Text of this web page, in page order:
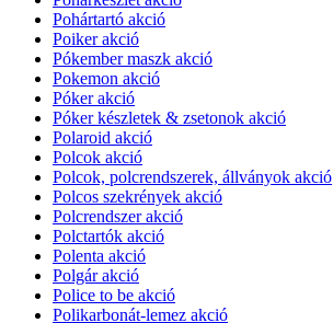
Pohártartó akció
Poiker akció
Pókember maszk akció
Pokemon akció
Póker akció
Póker készletek & zsetonok akció
Polaroid akció
Polcok akció
Polcok, polcrendszerek, állványok akció
Polcos szekrények akció
Polcrendszer akció
Polctartók akció
Polenta akció
Polgár akció
Police to be akció
Polikarbonát-lemez akció